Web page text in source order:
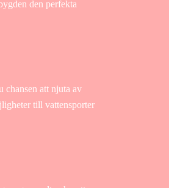
den perfekta
chansen att njuta av
till vattensporter